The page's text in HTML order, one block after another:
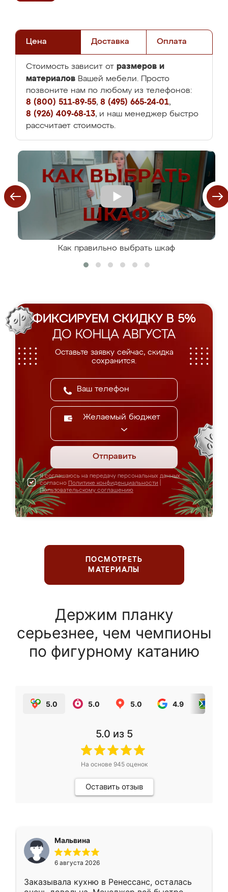
Цена Доставка Оплата
Стоимость зависит от размеров и
материалов Вашей мебели. Просто
позвоните нам по любому из телефонов:
8 (800) 511-89-55, 8 (495) 665-24-01,
8 (926) 409-68-13, и наш менеджер быстро
рассчитает стоимость.
Как правильно выбрать шкаф
ФИКСИРУЕМ СКИДКУ В 5%
ДО КОНЦА АВГУСТА
Оставьте заявку сейчас, скидка
сохранится.
Желаемый бюджет
Отправить
Я соглашаюсь на передачу персональных данных
согласно Политике конфиденциальности
Пользовательскому соглашению
ПОСМОТРЕТЬ
МАТЕРИАЛЫ
Держим планку
серьезнее, чем чемпионы
по фигурному катанию
5.0 5.0 5.0 4.9
5.0 из 5
На основе 945оценок
Оставить отзыв
Мальвина
6 августа 2026
Заказывала кухню в Ренессанс, осталась